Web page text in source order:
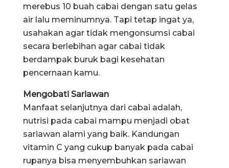
merebus 10 buah cabai dengan satu gelas
air lalu meminumnya. Tapi tetap ingat ya,
usahakan agar tidak mengonsumsi cabai
secara berlebihan agar cabai tidak
berdampak buruk bagi kesehatan
pencernaan kamu.
Mengobati Sariawan
Manfaat selanjutnya dari cabai adalah,
nutrisi pada cabai mampu menjadi obat
sariawan alami yang baik. Kandungan
vitamin C yang cukup banyak pada cabai
rupanya bisa menyembuhkan sariawan